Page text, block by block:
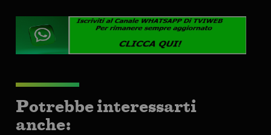
Potrebbe interessarti
anche: